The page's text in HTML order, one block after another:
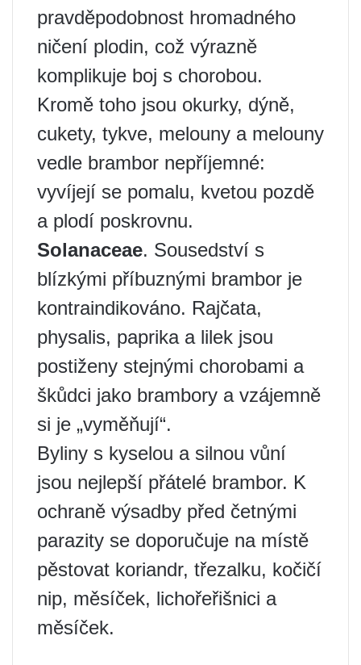
pravděpodobnost hromadného
ničení plodin, což výrazně
komplikuje boj s chorobou.
Kromě toho jsou okurky, dýně,
cukety, tykve, melouny a melouny
vedle brambor nepříjemné:
vyvíjejí se pomalu, kvetou pozdě
a plodí poskrovnu.
Solanaceae. Sousedství s
blízkými příbuznými brambor je
kontraindikováno. Rajčata,
physalis, paprika a lilek jsou
postiženy stejnými chorobami a
škůdci jako brambory a vzájemně
si je „vyměňují“.
Byliny s kyselou a silnou vůní
jsou nejlepší přátelé brambor. K
ochraně výsadby před četnými
parazity se doporučuje na místě
pěstovat koriandr, třezalku, kočičí
nip, měsíček, lichořeřišnici a
měsíček.